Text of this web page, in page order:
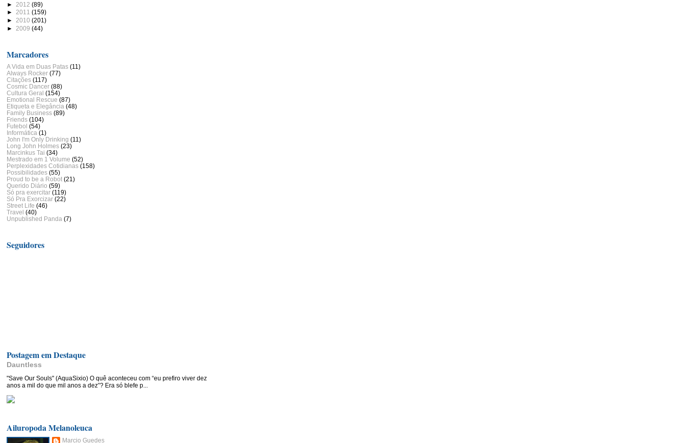
► 2012 (89)
► 2011 (159)
► 2010 (201)
► 2009 (44)
Marcadores
A Vida em Duas Patas (11)
Always Rocker (77)
Citações (117)
Cosmic Dancer (88)
Cultura Geral (154)
Emotional Rescue (87)
Etiqueta e Elegância (48)
Family Business (89)
Friends (104)
Futebol (54)
Informática (1)
John I'm Only Drinking (11)
Long John Holmes (23)
Marcinkus Tai (34)
Mestrado em 1 Volume (52)
Perplexidades Cotidianas (158)
Possibilidades (55)
Proud to be a Robot (21)
Querido Diário (59)
Só pra exercitar (119)
Só Pra Exorcizar (22)
Street Life (46)
Travel (40)
Unpublished Panda (7)
Seguidores
Postagem em Destaque
Dauntless
"Save Our Souls" (AquaSixio) O quê aconteceu com “eu prefiro viver dez
anos a mil do que mil anos a dez”? Era só blefe p...
Ailuropoda Melanoleuca
Marcio Guedes